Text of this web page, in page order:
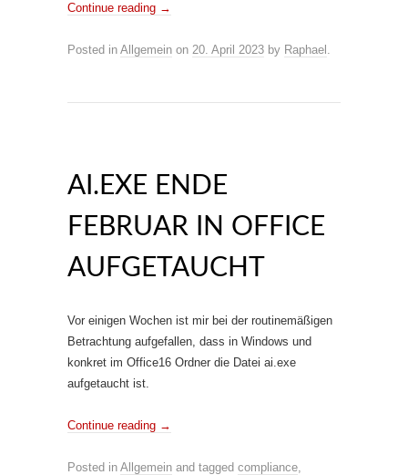
Continue reading →
Posted in Allgemein on 20. April 2023 by Raphael .
AI.EXE ENDE
FEBRUAR IN OFFICE
AUFGETAUCHT
Vor einigen Wochen ist mir bei der routinemäßigen
Betrachtung aufgefallen, dass in Windows und
konkret im Office16 Ordner die Datei ai.exe
aufgetaucht ist.
Continue reading →
Posted in Allgemein and tagged compliance,